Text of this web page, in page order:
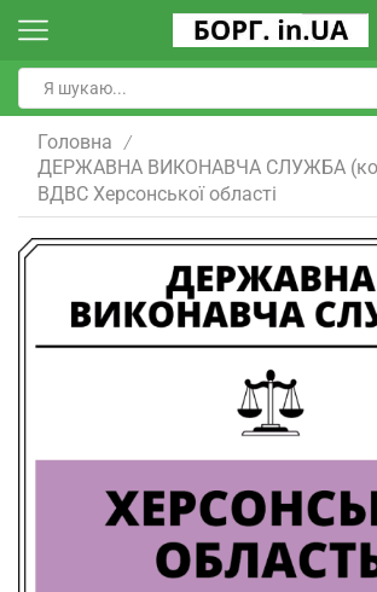
Головна /
ДЕРЖАВНА ВИКОНАВЧА СЛУЖБА
ВДВС Херсонської області